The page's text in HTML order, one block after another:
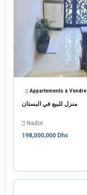
Appartements à Vendre
منزل للبيع في البستان
Nador
198,000,000 Dhs